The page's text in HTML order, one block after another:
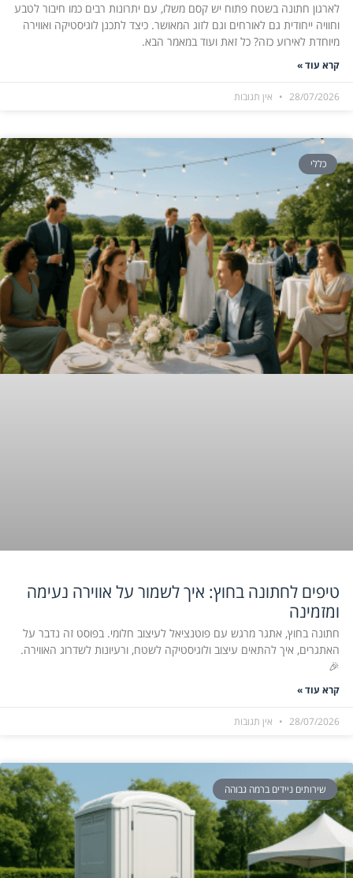
לארגון חתונה בשטח פתוח יש קסם משלו, עם יתרונות רבים כמו חיבור לטבע
וחוויה ייחודית גם לאורחים וגם לזוג המאושר. כיצד לתכנן לוגיסטיקה ואווירה
מיוחדת לאירוע כזה? כל זאת ועוד במאמר הבא.
קרא עוד »
28/07/2026 אין תגובות
כללי
טיפים לחתונה בחוץ: איך לשמור על אווירה נעימה
ומזמינה
חתונה בחוץ, אתגר מרגש עם פוטנציאל לעיצוב חלומי. בפוסט זה נדבר על
האתגרים, איך להתאים עיצוב ולוגיסטיקה לשטח, ורעיונות לשדרוג האווירה.
🎉
קרא עוד »
28/07/2026 אין תגובות
שירותים ניידים ברמה גבוהה